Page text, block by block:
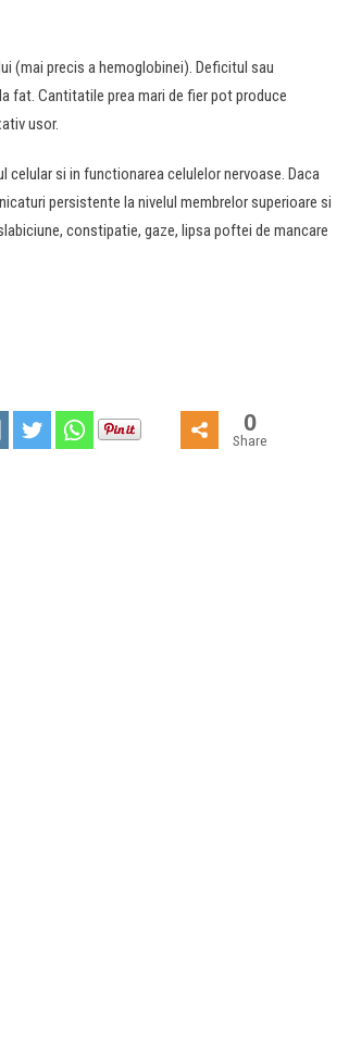
(mai precis a hemoglobinei). Deficitul sau
fat. Cantitatile prea mari de fier pot produce
usor.
si in functionarea celulelor nervoase. Daca
persistente la nivelul membrelor superioare si
constipatie, gaze, lipsa poftei de mancare
0
Share